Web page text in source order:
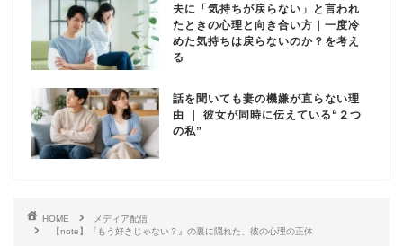
夫に「気持ちが戻らない」と言われ
たときの心理と向き合い方｜一度冷
めた気持ちは戻らないのか？を考え
る
話を聞いても妻の機嫌が直らない理
由 ｜ 彼女が同時に伝えている“２つ
の私”
HOME
メディア配信
【note】『もう好きじゃない？』の裏に隠れた、彼の心理の正体